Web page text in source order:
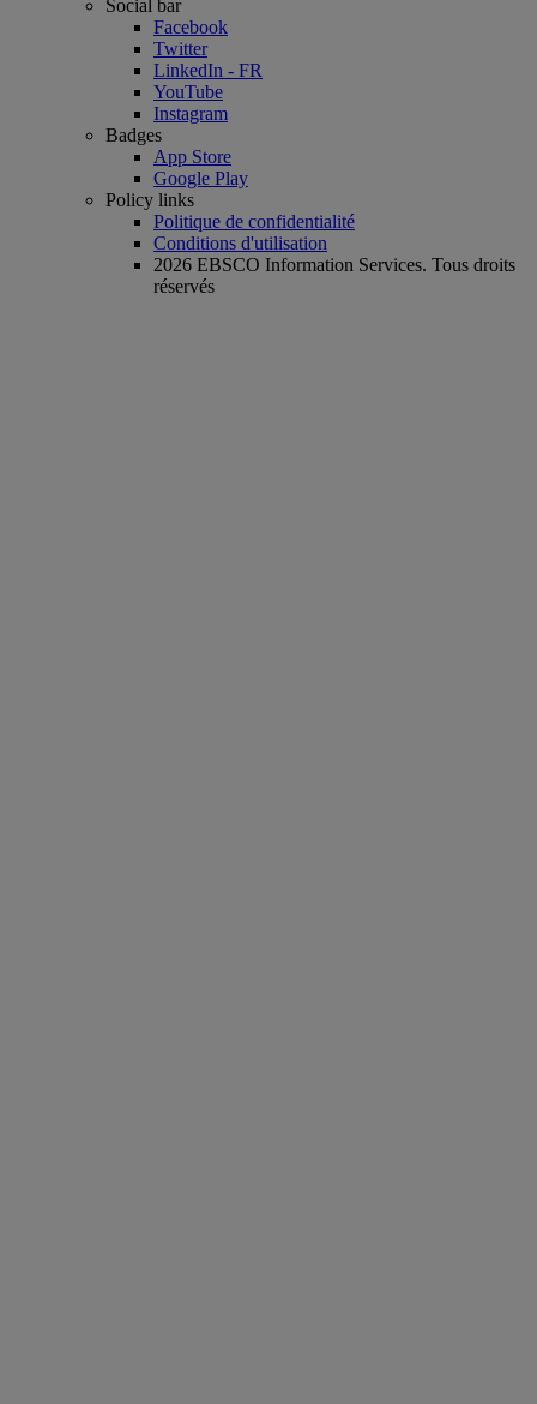
Social bar
Facebook
Twitter
LinkedIn - FR
YouTube
Instagram
Badges
App Store
Google Play
Policy links
Politique de confidentialité
Conditions d'utilisation
2026 EBSCO Information Services. Tous droits
réservés